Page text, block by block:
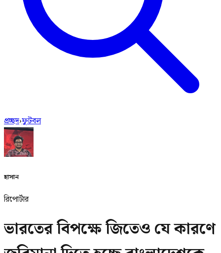
প্রচ্ছদ›ফুটবল
হাসান
রিপোর্টার
ভারতের বিপক্ষে জিতেও যে কারণে